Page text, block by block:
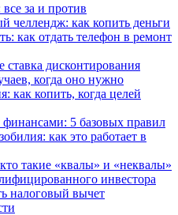
за и против
челлендж: как копить деньги
как отдать телефон в ремонт
ставка дисконтирования
когда оно нужно
как копить, когда целей
5 базовых правил
как это работает в
такие «квалы» и «неквалы»
инвестора
налоговый вычет